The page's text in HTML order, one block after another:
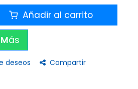
Añadir al carrito
ás
deseos Compartir